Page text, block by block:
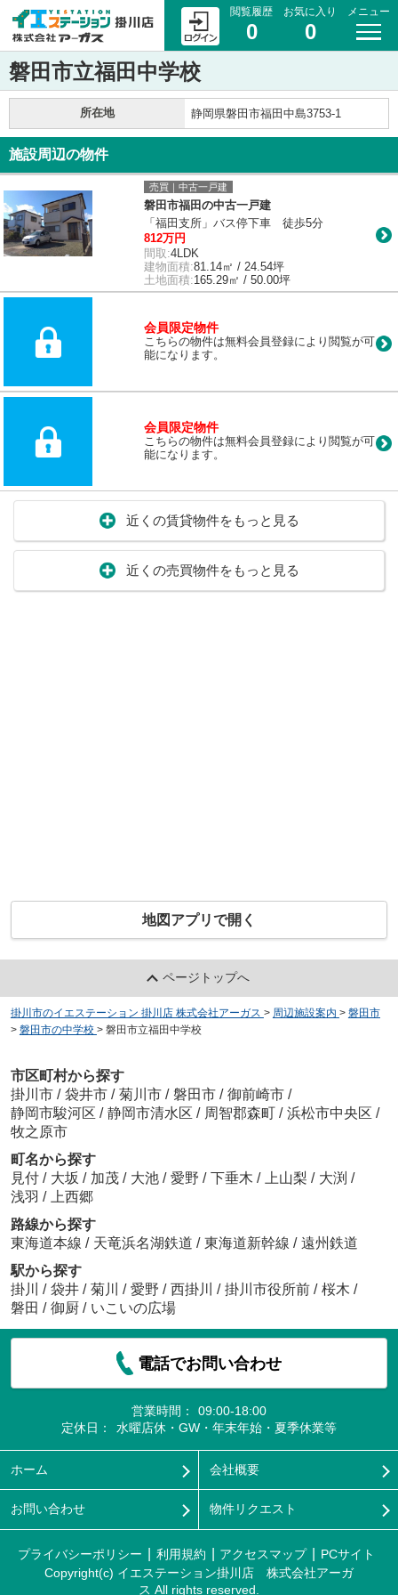
閲覧履歴
0
お気に入り
0
メニュー
磐田市立福田中学校
所在地 静岡県磐田市福田中島3753-1
施設周辺の物件
売買｜中古一戸建
磐田市福田の中古一戸建
「福田支所」バス停下車 徒歩5分
812万円
間取:4LDK
建物面積:81.14㎡ / 24.54坪
土地面積:165.29㎡ / 50.00坪
会員限定物件
こちらの物件は無料会員登録により閲覧が可
能になります。
会員限定物件
こちらの物件は無料会員登録により閲覧が可
能になります。
近くの賃貸物件をもっと見る
近くの売買物件をもっと見る
地図アプリで開く
ページトップへ
掛川市のイエステーション 掛川店 株式会社アーガス > 周辺施設案内 > 磐田市
> 磐田市の中学校 > 磐田市立福田中学校
市区町村から探す
掛川市 / 袋井市 / 菊川市 / 磐田市 / 御前崎市 /
静岡市駿河区 / 静岡市清水区 / 周智郡森町 / 浜松市中央区 /
牧之原市
町名から探す
見付 / 大坂 / 加茂 / 大池 / 愛野 / 下垂木 / 上山梨 / 大渕 /
浅羽 /
上西郷
路線から探す
東海道本線 / 天竜浜名湖鉄道 / 東海道新幹線 / 遠州鉄道
駅から探す
掛川
/ 袋井 / 菊川 / 愛野 / 西掛川 / 掛川市役所前 / 桜木 /
磐田 / 御厨 / いこいの広場
電話でお問い合わせ
営業時間：
09:00-18:00
定休日：
水曜店休・GW・年末年始・夏季休業等
ホーム 会社概要
お問い合わせ 物件リクエスト
プライバシーポリシー 利用規約 アクセスマップ
PCサイト
Copyright(c) イエステーション掛川店 株式会社アーガ
ス All rights reserved.